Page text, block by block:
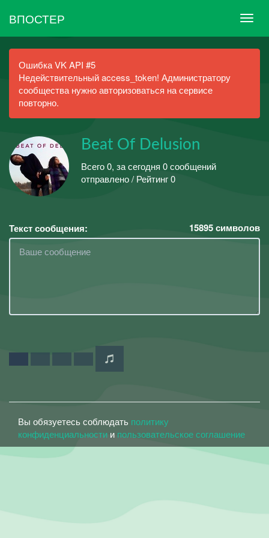
ВПОСТЕР
Ошибка VK API #5
Недействительный access_token! Администратору
сообщества нужно авторизоваться на сервисе
повторно.
Beat Of Delusion
Всего 0, за сегодня 0 сообщений
отправлено / Рейтинг 0
Текст сообщения: 15895символов
Вы обязуетесь соблюдать политику
конфиденциальности и пользовательское соглашение